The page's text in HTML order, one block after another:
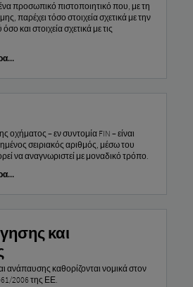
προσωπικό πιστοποιητικό που, με τη
παρέχει τόσο στοιχεία σχετικά με την
και στοιχεία σχετικά με τις
οχήματος – εν συντομία FIN – είναι
σειριακός αριθμός, μέσω του
να αναγνωριστεί με μοναδικό τρόπο.
και
ανάπαυσης καθορίζονται νομικά στον
2006 της ΕΕ.